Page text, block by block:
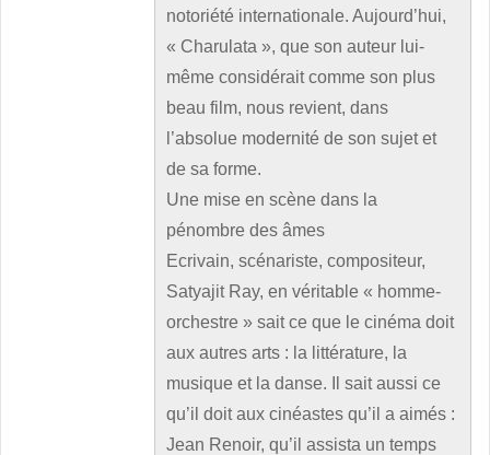
notoriété internationale. Aujourd’hui,
« Charulata », que son auteur lui-
même considérait comme son plus
beau film, nous revient, dans
l’absolue modernité de son sujet et
de sa forme.
Une mise en scène dans la
pénombre des âmes
Ecrivain, scénariste, compositeur,
Satyajit Ray, en véritable « homme-
orchestre » sait ce que le cinéma doit
aux autres arts : la littérature, la
musique et la danse. Il sait aussi ce
qu’il doit aux cinéastes qu’il a aimés :
Jean Renoir, qu’il assista un temps